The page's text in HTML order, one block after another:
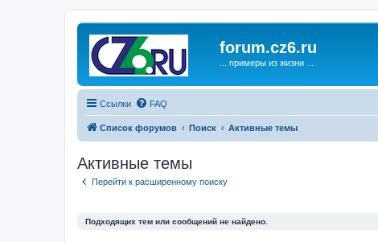
forum.cz6.ru
... примеры из жизни ...
Ссылки FAQ
Список форумов Поиск Активные темы
Активные темы
Перейти к расширенному поиску
Подходящих тем или сообщений не найдено.